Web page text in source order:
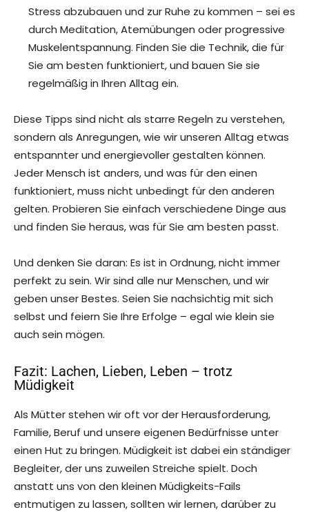
Stress abzubauen und zur Ruhe zu kommen – sei es
durch Meditation, Atemübungen oder progressive
Muskelentspannung. Finden Sie die Technik, die für
Sie am besten funktioniert, und bauen Sie sie
regelmäßig in Ihren Alltag ein.
Diese Tipps sind nicht als starre Regeln zu verstehen,
sondern als Anregungen, wie wir unseren Alltag etwas
entspannter und energievoller gestalten können.
Jeder Mensch ist anders, und was für den einen
funktioniert, muss nicht unbedingt für den anderen
gelten. Probieren Sie einfach verschiedene Dinge aus
und finden Sie heraus, was für Sie am besten passt.
Und denken Sie daran: Es ist in Ordnung, nicht immer
perfekt zu sein. Wir sind alle nur Menschen, und wir
geben unser Bestes. Seien Sie nachsichtig mit sich
selbst und feiern Sie Ihre Erfolge – egal wie klein sie
auch sein mögen.
Fazit: Lachen, Lieben, Leben – trotz
Müdigkeit
Als Mütter stehen wir oft vor der Herausforderung,
Familie, Beruf und unsere eigenen Bedürfnisse unter
einen Hut zu bringen. Müdigkeit ist dabei ein ständiger
Begleiter, der uns zuweilen Streiche spielt. Doch
anstatt uns von den kleinen Müdigkeits-Fails
entmutigen zu lassen, sollten wir lernen, darüber zu